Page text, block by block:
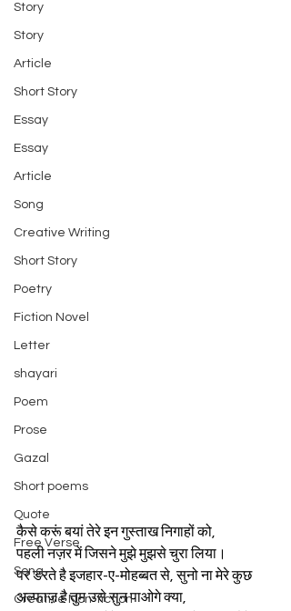
Story
Story
Article
Short Story
Essay
Essay
Article
Song
Creative Writing
Short Story
Poetry
Fiction Novel
Letter
shayari
Poem
Prose
Gazal
Short poems
Quote
Free Verse
Song
Creative Non-fiction
कैसे करूं बयां तेरे इन गुस्ताख निगाहों को,
पहली नज़र में जिसने मुझे मुझसे चुरा लिया।
पर डरते है इजहार-ए-मोहब्बत से, सुनो ना मेरे कुछ
अल्फाज़ है तुम उसे सुन पाओगे क्या,